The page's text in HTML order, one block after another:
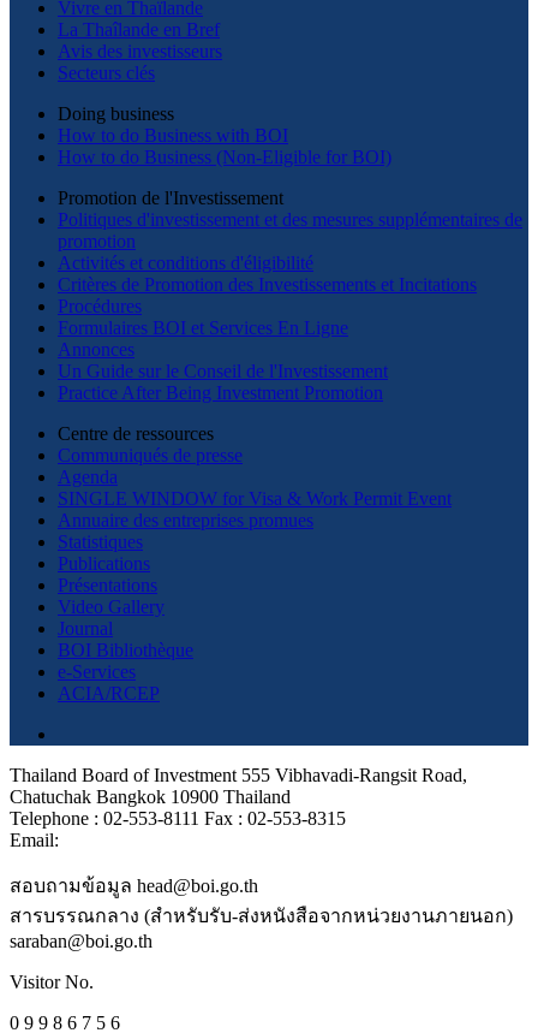
Vivre en Thaïlande
La Thaîlande en Bref
Avis des investisseurs
Secteurs clés
Doing business
How to do Business with BOI
How to do Business (Non-Eligible for BOI)
Promotion de l'Investissement
Politiques d'investissement et des mesures supplémentaires de
promotion
Activités et conditions d'éligibilité
Critères de Promotion des Investissements et Incitations
Procédures
Formulaires BOI et Services En Ligne
Annonces
Un Guide sur le Conseil de l'Investissement
Practice After Being Investment Promotion
Centre de ressources
Communiqués de presse
Agenda
SINGLE WINDOW for Visa & Work Permit Event
Annuaire des entreprises promues
Statistiques
Publications
Présentations
Video Gallery
Journal
BOI Bibliothèque
e-Services
ACIA/RCEP
Thailand Board of Investment 555 Vibhavadi-Rangsit Road,
Chatuchak Bangkok 10900 Thailand
Telephone : 02-553-8111 Fax : 02-553-8315
Email:
สอบถามข้อมูล head@boi.go.th
สารบรรณกลาง (สำหรับรับ-ส่งหนังสือจากหน่วยงานภายนอก)
saraban@boi.go.th
Visitor No.
0 9 9 8 6 7 5 6